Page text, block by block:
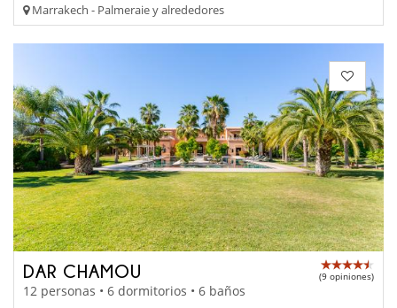
Marrakech - Palmeraie y alrededores
DAR CHAMOU (9 opiniones)
12 personas • 6 dormitorios • 6 baños